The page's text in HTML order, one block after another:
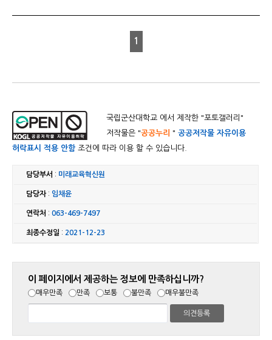
1
국립군산대학교 에서 제작한 "포토갤러리 "
저작물은 "공공누리 " 공공저작물 자유이용
허락표시 적용 안함조건에 따라 이용 할 수 있습니다.
담당부서 : 미래교육혁신원
담당자: 임채윤
연락처 :063-469-7497
최종수정일 : 2021-12-23
이 페이지에서 제공하는 정보에 만족하십니까?
매우만족 만족 보통 불만족 매우불만족